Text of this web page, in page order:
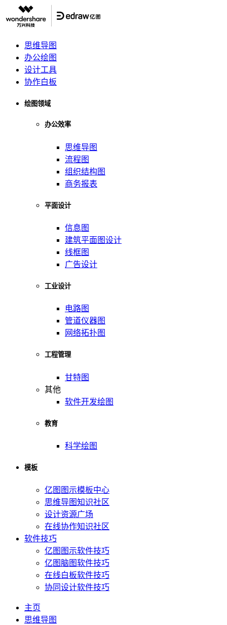
思维导图
办公绘图
设计工具
协作白板
绘图领域
办公效率
思维导图
流程图
组织结构图
商务报表
平面设计
信息图
建筑平面图设计
线框图
广告设计
工业设计
电路图
管道仪器图
网络拓扑图
工程管理
甘特图
其他
软件开发绘图
教育
科学绘图
模板
亿图图示模板中心
思维导图知识社区
设计资源广场
在线协作知识社区
软件技巧
亿图图示软件技巧
亿图脑图软件技巧
在线白板软件技巧
协同设计软件技巧
主页
思维导图